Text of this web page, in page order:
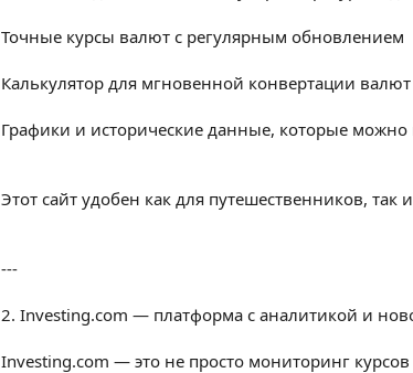
Точные курсы валют с регулярным обновлением
Калькулятор для мгновенной конвертации валют
Графики и исторические данные, которые можно
Этот сайт удобен как для путешественников,
---
2. Investing.com — платформа с аналитикой и
Investing.com — это не просто мониторинг